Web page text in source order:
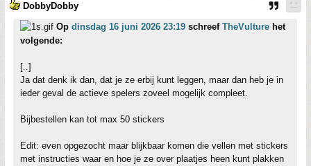
DobbyDobby
Op dinsdag 16 juni 2026 23:19 schreef TheVulture het
volgende:
[..]
Ja dat denk ik dan, dat je ze erbij kunt leggen, maar dan heb je in
ieder geval de actieve spelers zoveel mogelijk compleet.
Bijbestellen kan tot max 50 stickers
Edit: even opgezocht maar blijkbaar komen die vellen met stickers
met instructies waar en hoe je ze over plaatjes heen kunt plakken